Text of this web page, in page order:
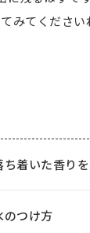
みてください
着いた香り
のつけ方